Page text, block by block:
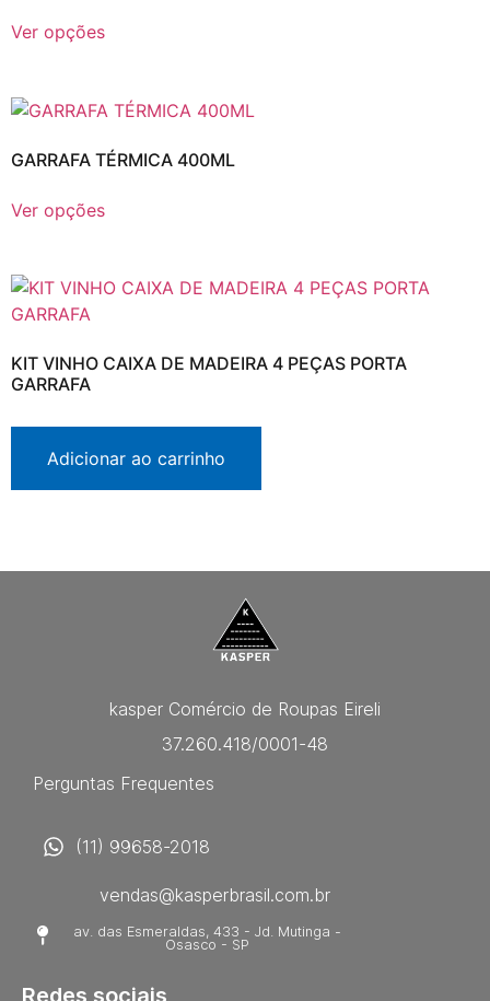
Ver opções
GARRAFA TÉRMICA 400ML
Ver opções
KIT VINHO CAIXA DE MADEIRA 4 PEÇAS PORTA
GARRAFA
Adicionar ao carrinho
kasper Comércio de Roupas Eireli
37.260.418/0001-48
Perguntas Frequentes
(11) 99658-2018
vendas@kasperbrasil.com.br
av. das Esmeraldas, 433 - Jd. Mutinga -
Osasco - SP
Redes sociais